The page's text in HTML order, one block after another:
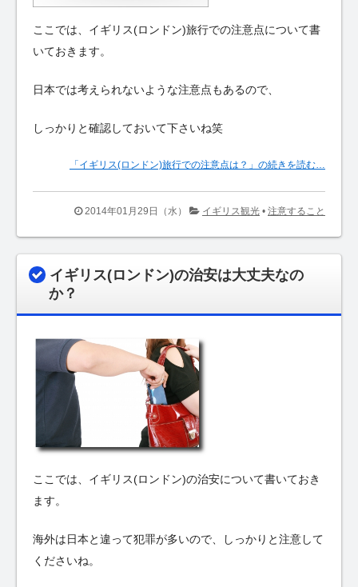
ここでは、イギリス(ロンドン)旅行での注意点について書
いておきます。
日本では考えられないような注意点もあるので、
しっかりと確認しておいて下さいね笑
「イギリス(ロンドン)旅行での注意点は？」の続きを読む…
2014年01月29日（水） イギリス観光 • 注意すること
イギリス(ロンドン)の治安は大丈夫なの
か？
ここでは、イギリス(ロンドン)の治安について書いておき
ます。
海外は日本と違って犯罪が多いので、しっかりと注意して
くださいね。